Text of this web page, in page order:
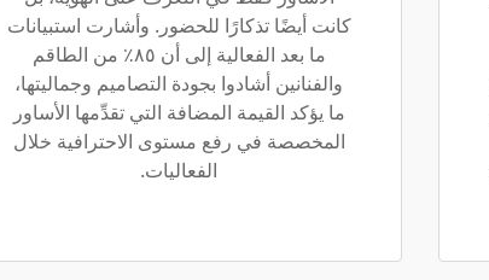
كانت أيضًا تذكارًا للحضور. وأشارت استبيانات
ما بعد الفعالية إلى أن ٨٥٪ من الطاقم
والفنانين أشادوا بجودة التصاميم وجماليتها،
ما يؤكد القيمة المضافة التي تقدِّمها الأساور
المخصصة في رفع مستوى الاحترافية خلال
الفعاليات.